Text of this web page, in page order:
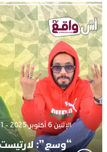
الإثنين 6 أكتوبر 2025 - 17:31
“وسع”: